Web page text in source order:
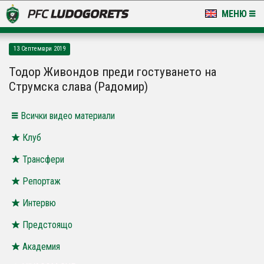
МЕНЮ
LUDOGORETS TV
НА ТЕРЕНА
СТАДИОН & БАЗИ
13 Септември 2019
Тодор Живондов преди гостуването на
Струмска слава (Радомир)
Всички видео материали
Клуб
Трансфери
Репортаж
Интервю
Предстоящо
Академия